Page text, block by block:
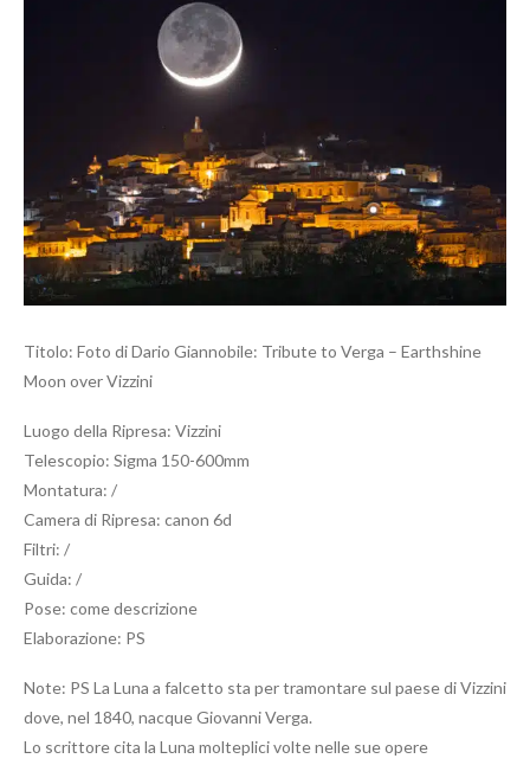
Titolo: Foto di Dario Giannobile: Tribute to Verga – Earthshine
Moon over Vizzini
Luogo della Ripresa: Vizzini
Telescopio: Sigma 150-600mm
Montatura: /
Camera di Ripresa: canon 6d
Filtri: /
Guida: /
Pose: come descrizione
Elaborazione: PS
Note: PS La Luna a falcetto sta per tramontare sul paese di Vizzini
dove, nel 1840, nacque Giovanni Verga.
Lo scrittore cita la Luna molteplici volte nelle sue opere